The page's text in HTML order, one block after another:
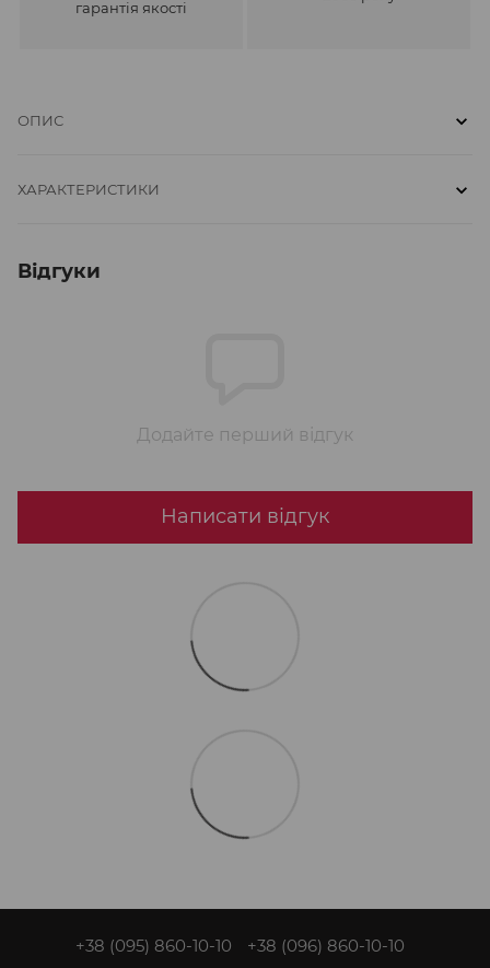
гарантія якості
ОПИС
ХАРАКТЕРИСТИКИ
Відгуки
Додайте перший відгук
Написати відгук
+38 (095) 860-10-10
+38 (096) 860-10-10